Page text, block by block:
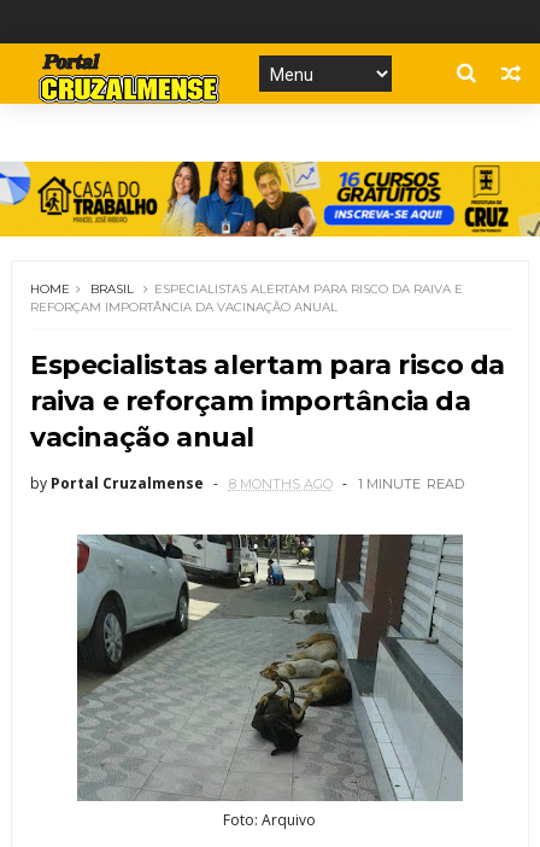
HOME BRASIL
ESPECIALISTAS ALERTAM PARA RISCO DA RAIVA E
REFORÇAM IMPORTÂNCIA DA VACINAÇÃO ANUAL
Especialistas alertam para risco da
raiva e reforçam importância da
vacinação anual
by Portal Cruzalmense 8 MONTHS AGO 1 MINUTE READ
Foto: Arquivo